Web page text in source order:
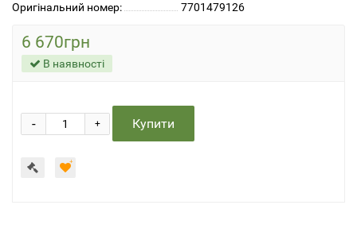
Оригінальний номер:
7701479126
6 670грн
В наявності
+
- Купити